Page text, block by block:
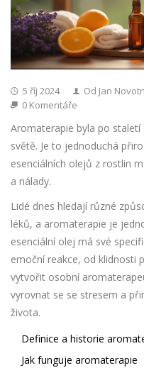
5 říj 2024 Od Jan
0 Komentáře
Aromaterapie byla po
světě. Je to jednoduchá
esenciálních olejů z rostlin
a nálady.
Lidé dnes hledají různé
léků, a aromaterapie je
esenciální olej má své
emoční reakce, od klidnosti
vytvořit osobní
vyrovnat se se stresem a
života.
Definice a historie
Jak funguje aromaterapie